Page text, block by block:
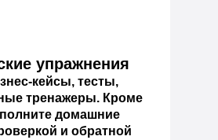
упражнения
кейсы, тесты,
тренажеры. Кроме
домашние
и обратной